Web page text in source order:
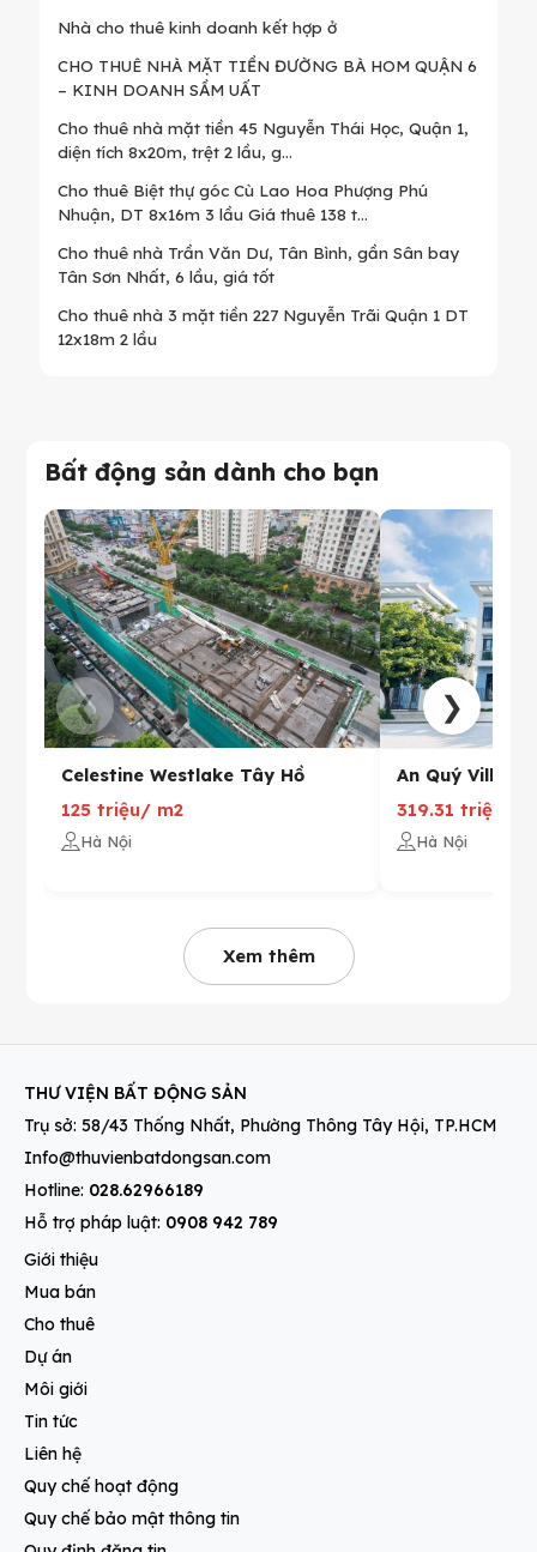
Nhà cho thuê kinh doanh kết hợp ở
CHO THUÊ NHÀ MẶT TIỀN ĐƯỜNG BÀ HOM QUẬN 6
– KINH DOANH SẦM UẤT
Cho thuê nhà mặt tiền 45 Nguyễn Thái Học, Quận 1,
diện tích 8x20m, trệt 2 lầu, g...
Cho thuê Biệt thự góc Cù Lao Hoa Phượng Phú
Nhuận, DT 8x16m 3 lầu Giá thuê 138 t...
Cho thuê nhà Trần Văn Dư, Tân Bình, gần Sân bay
Tân Sơn Nhất, 6 lầu, giá tốt
Cho thuê nhà 3 mặt tiền 227 Nguyễn Trãi Quận 1 DT
12x18m 2 lầu
Bất động sản dành cho bạn
Celestine Westlake Tây Hồ
125 triệu/ m2
Hà Nội
An Quý Villa -
319.31 triệu
Hà Nội
❮ ❯
Xem thêm
THƯ VIỆN BẤT ĐỘNG SẢN
Trụ sở: 58/43 Thống Nhất, Phường Thông Tây Hội, TP.HCM
Info@thuvienbatdongsan.com
Hotline: 028.62966189
Hỗ trợ pháp luật: 0908 942 789
Giới thiệu
Mua bán
Cho thuê
Dự án
Môi giới
Tin tức
Liên hệ
Quy chế hoạt động
Quy chế bảo mật thông tin